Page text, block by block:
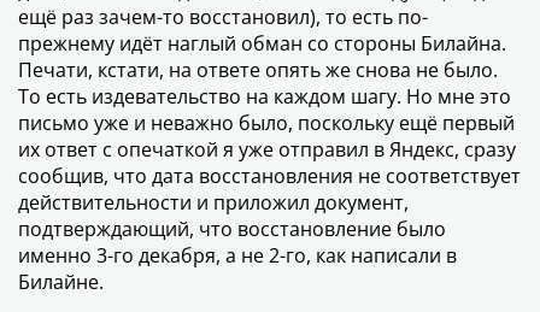
ещё раз зачем-то восстановил), то есть по-
прежнему идёт наглый обман со стороны Билайна.
Печати, кстати, на ответе опять же снова не было.
То есть издевательство на каждом шагу. Но мне это
письмо уже и неважно было, поскольку ещё первый
их ответ с опечаткой я уже отправил в Яндекс, сразу
сообщив, что дата восстановления не соответствует
действительности и приложил документ,
подтверждающий, что восстановление было
именно 3-го декабря, а не 2-го, как написали в
Билайне.